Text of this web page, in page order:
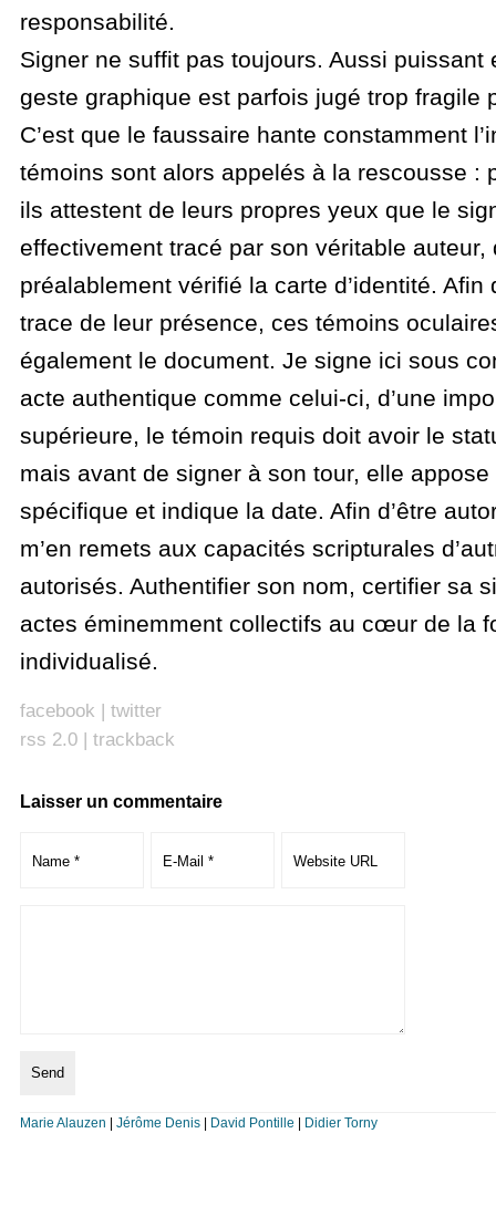
responsabilité.
Signer ne suffit pas toujours. Aussi puissant
geste graphique est parfois jugé trop fragile
C’est que le faussaire hante constamment
témoins sont alors appelés à la rescousse :
ils attestent de leurs propres yeux que le
effectivement tracé par son véritable auteur,
préalablement vérifié la carte d’identité. Afin
trace de leur présence, ces témoins
également le document. Je signe ici sous
acte authentique comme celui-ci, d’une
supérieure, le témoin requis doit avoir le
mais avant de signer à son tour, elle
spécifique et indique la date. Afin d’être
m’en remets aux capacités scripturales
autorisés. Authentifier son nom, certifier sa
actes éminemment collectifs au cœur de la
individualisé.
facebook | twitter
rss 2.0| trackback
Laisser un commentaire
Marie Alauzen Jérôme Denis| David Pontille Didier Torny